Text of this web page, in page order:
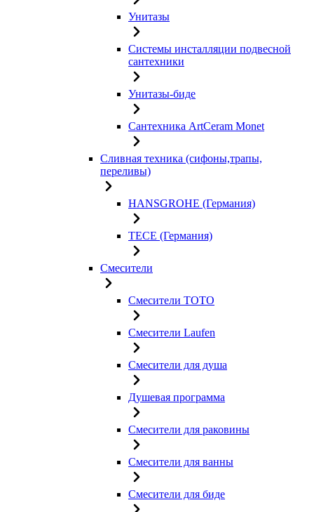
Унитазы
Системы инсталляции подвесной
сантехники
Унитазы-биде
Сантехника ArtCeram Monet
Сливная техника (сифоны,трапы,
переливы)
HANSGROHE (Германия)
TECE (Германия)
Смесители
Смесители TOTO
Смесители Laufen
Смесители для душа
Душевая программа
Смесители для раковины
Смесители для ванны
Смесители для биде